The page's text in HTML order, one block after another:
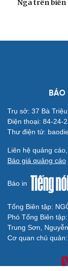
Nga trên biển
BÁO
Trụ sở: 37 Bà
Điện thoại: 84-24-
Thư điện tử:
Liên hệ quảng
Báo giá quảng cáo
Báo in
Tổng Biên tập:
Phó Tổng Biên
Trung Sơn,
Cơ quan chủ